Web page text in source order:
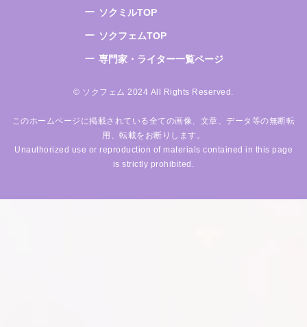
ソクミルTOP
ソクフェムTOP
専門家・ライター一覧ページ
© ソクフェム 2024 All Rights Reserved.
このホームページに掲載されている全ての画像、文章、データ等の無断転
用、転載をお断りします。
Unauthorized use or reproduction of materials contained in this page
is strictly prohibited.